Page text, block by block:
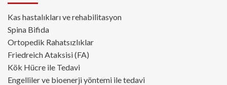
Kas hastalıkları ve rehabilitasyon
Spina Bifida
Ortopedik Rahatsızlıklar
Friedreich Ataksisi (FA)
Kök Hücre ile Tedavi
Engelliler ve bioenerji yöntemi ile tedavi